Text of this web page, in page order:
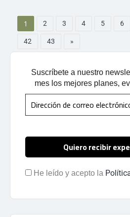
1 2 3 4 5 6
42 43 »
Suscríbete a nuestro
mes los mejores planes,
He leído y acepto la